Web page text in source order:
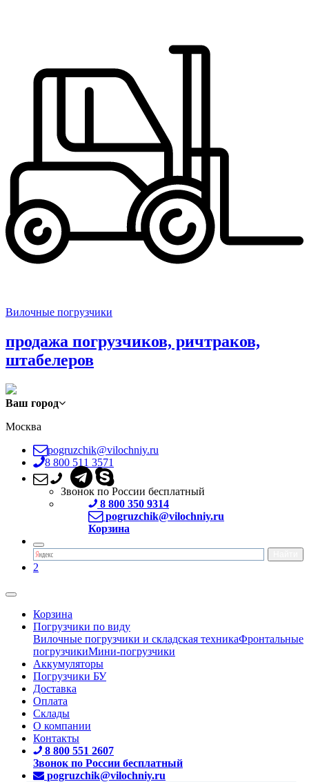
Вилочные погрузчики
продажа погрузчиков, ричтраков,
штабелеров
Ваш город
Москва
pogruzchik@vilochniy.ru
8 800 511 3571
Звонок по России бесплатный
8 800 350 9314
pogruzchik@vilochniy.ru
Корзина
2
Корзина
Погрузчики по виду
Вилочные погрузчики и складская техникаФронтальные
погрузчикиМини-погрузчики
Аккумуляторы
Погрузчики БУ
Доставка
Оплата
Склады
О компании
Контакты
8 800 551 2607
Звонок по России бесплатный
pogruzchik@vilochniy.ru